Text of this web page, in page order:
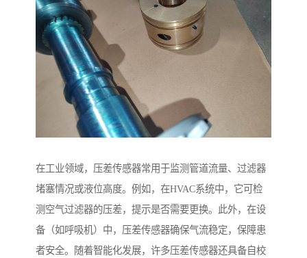
在工业领域，压差传感器常用于监测管道流量、过滤器
堵塞情况或液位高度。例如，在HVAC系统中，它可检
测空气过滤器的压差，提示是否需要更换。此外，在设
备（如呼吸机）中，压差传感器确保气流稳定，保障患
者安全。随着智能化发展，许多压差传感器还具备自校